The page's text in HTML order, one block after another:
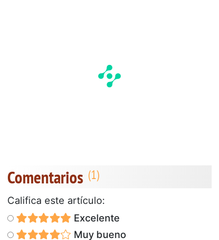
Comentarios
Califica este artículo:
Excelente
Muy bueno